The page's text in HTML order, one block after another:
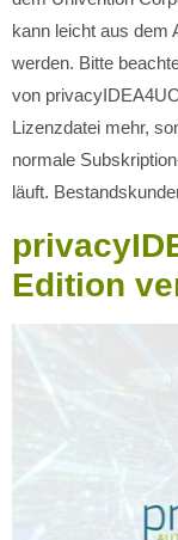
kann leicht aus dem
werden. Bitte
von
Lizenzdatei mehr,
normale
läuft.
Edition